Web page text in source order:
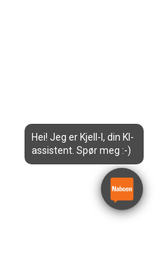
Hei! Jeg er Kjell-I, din KI-
assistent. Spør meg :-)